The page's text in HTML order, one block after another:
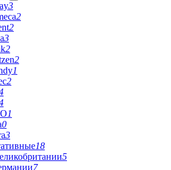
3
2
2
3
2
2
1
2
1
0
3
18
5
7